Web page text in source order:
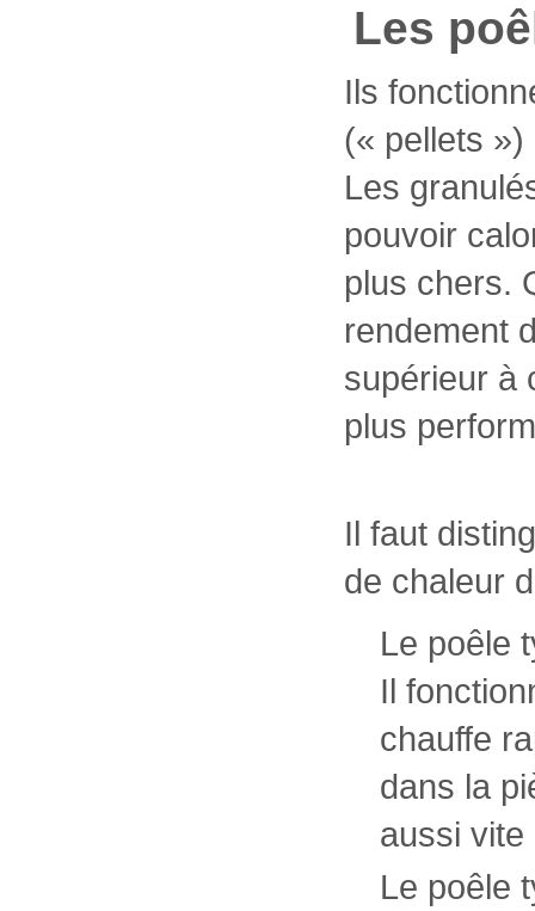
Les
Ils
(« pellets
Les
pouvoir
plus chers.
rendement
supérieur à
plus
Il faut
de chaleur
Le poêle
Il
chauffe
dans la
aussi
Le poêle